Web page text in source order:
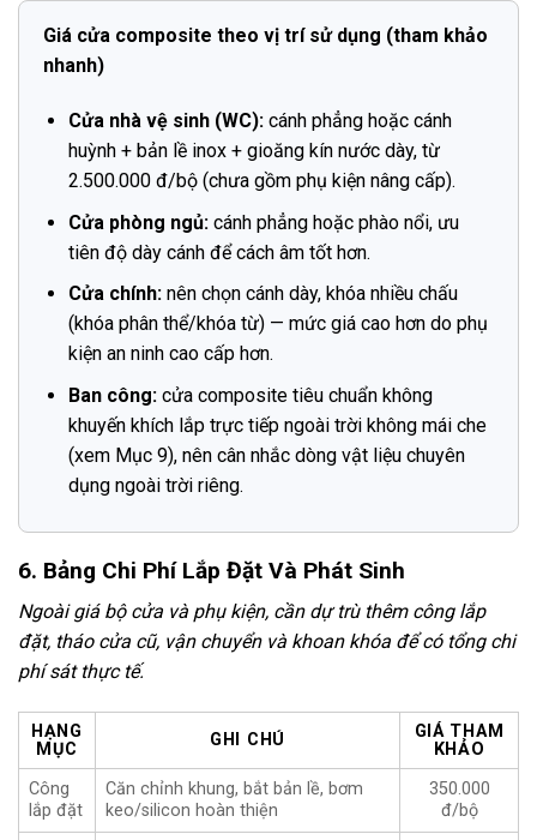
Giá cửa composite theo vị trí sử dụng (tham khảo
nhanh)
Cửa nhà vệ sinh (WC):cánh phẳng hoặc cánh
huỳnh + bản lề inox + gioăng kín nước dày, từ
2.500.000 đ/bộ (chưa gồm phụ kiện nâng cấp).
Cửa phòng ngủ:cánh phẳng hoặc phào nổi, ưu
tiên độ dày cánh để cách âm tốt hơn.
Cửa chính:nên chọn cánh dày, khóa nhiều chấu
(khóa phân thể/khóa từ) — mức giá cao hơn do phụ
kiện an ninh cao cấp hơn.
Ban công:cửa composite tiêu chuẩn không
khuyến khích lắp trực tiếp ngoài trời không mái che
(xem Mục 9), nên cân nhắc dòng vật liệu chuyên
dụng ngoài trời riêng.
6. Bảng Chi Phí Lắp Đặt Và Phát Sinh
Ngoài giá bộ cửa và phụ kiện, cần dự trù thêm công lắp
đặt, tháo cửa cũ, vận chuyển và khoan khóa để có tổng chi
phí sát thực tế.
HẠNG
MỤC
GHI CHÚ
GIÁ THAM
KHẢO
Công
lắp đặt
Căn chỉnh khung, bắt bản lề, bơm
keo/silicon hoàn thiện
350.000
đ/bộ